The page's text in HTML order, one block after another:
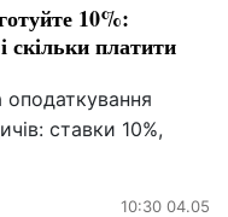
10%:
скільки платити
оподаткування
ставки 10%,
10:30 04.05